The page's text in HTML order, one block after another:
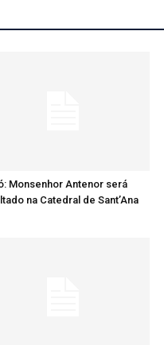
Monsenhor Antenor será
na Catedral de Sant’Ana